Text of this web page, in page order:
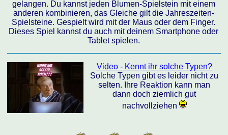
gelangen. Du kannst jeden Blumen-Spielstein mit einem
anderen kombinieren, das Gleiche gilt die Jahreszeiten-
Spielsteine. Gespielt wird mit der Maus oder dem Finger.
Dieses Spiel kannst du auch mit deinem Smartphone oder
Tablet spielen.
Video - Kennt ihr solche Typen?
Solche Typen gibt es leider nicht zu
selten. Ihre Reaktion kann man
dann doch ziemlich gut
nachvollziehen